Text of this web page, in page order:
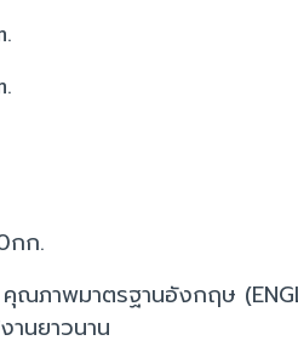
กก.
ณภาพมาตรฐานอังกฤษ
านยาวนาน